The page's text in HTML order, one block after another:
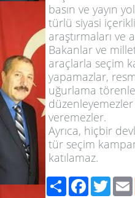
basın ve yayın
türlü siyasi
araştırmaları ve
Bakanlar ve
araçlarla seçim
yapamazlar,
uğurlama
veremezler.
Ayrıca, hiçbir
tür seçim
katılamaz.
Share